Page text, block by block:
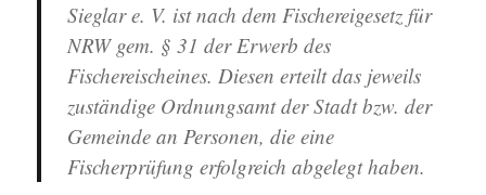
Sieglar e. V. ist nach dem Fischereigesetz für
NRW gem. § 31 der Erwerb des
Fischereischeines. Diesen erteilt das jeweils
zuständige Ordnungsamt der Stadt bzw. der
Gemeinde an Personen, die eine
Fischerprüfung erfolgreich abgelegt haben.